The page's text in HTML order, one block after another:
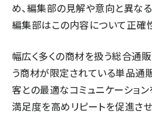
め、編集部の見解や意向と異な
編集部はこの内容について正確
幅広く多くの商材を扱う総合通
う商材が限定されている単品通
客との最適なコミュニケーショ
満足度を高めリピートを促進さ